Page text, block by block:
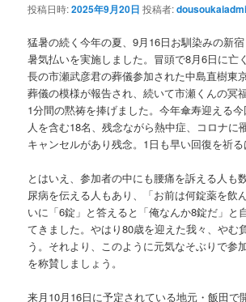
投稿日時:2025年9月20日 投稿者:
猛暑の続く今年の夏、9月16日お馴染みの新
暑気払いを実施しました。冒頭で8月6日に亡
長の市瀬武彦君の葬儀参加された中島直樹東
葬儀の模様が報告され、続いて市瀬くんの冥
1分間の黙祷を捧げました。今年傘寿迎える
人を含む18名、残念ながら熱中症、コロナに
キャンセルがあり残念。1日も早い回復を祈る
とはいえ、参加者の中にも腰痛を訴える人も
尿病を伝える人もあり、「お前は何錠薬を飲
いに「6錠」と答えると「俺なんか8錠だ」と
てきました。やはり80歳を迎えた我々、やむ
う。それより、このように元気なそぶりで参
を称賛しましょう。
来月10月16日に予定されている地元・飯田で